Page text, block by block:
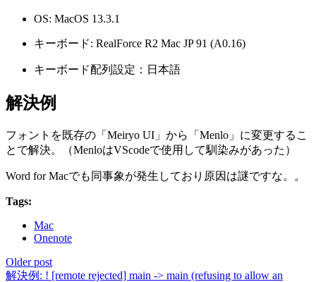
OS: MacOS 13.3.1
キーボード: RealForce R2 Mac JP 91 (A0.16)
キーボード配列設定：日本語
解決例
フォントを既存の「Meiryo UI」から「Menlo」に変更するこ
とで解決。（MenloはVScodeで使用して馴染みがあった）
Word for Macでも同事象が発生しており原因は謎ですな。。
Tags:
Mac
Onenote
Older post
解決例: ! [remote rejected] main -> main (refusing to allow an